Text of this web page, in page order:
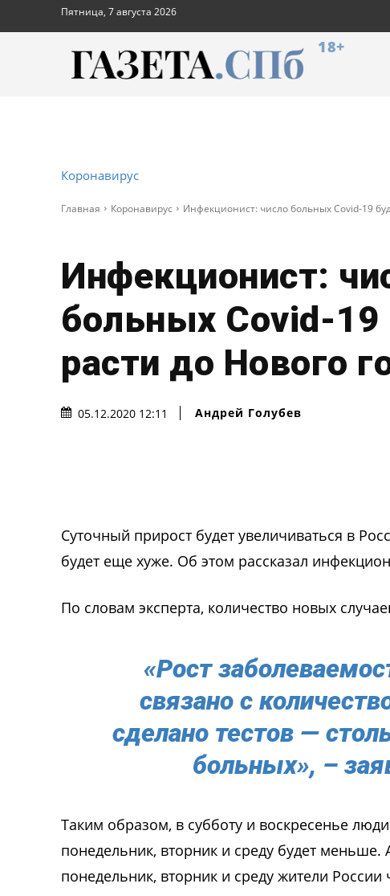
Пятница, 7 августа 2026
18+
Коронавирус
Главная Коронавирус Инфекционист: число больных Covid-19
Инфекционист:
больных Covid-19
расти до Нового
05.12.2020 12:11 Андрей Голубев
Суточный прирост будет увеличиваться в
будет еще хуже. Об этом рассказал
По словам эксперта, количество новых
«Рост
связано с
сделано тестов —
больных», –
Таким образом, в субботу и воскресенье
понедельник, вторник и среду будет меньше.
понедельник, вторник и среду жители